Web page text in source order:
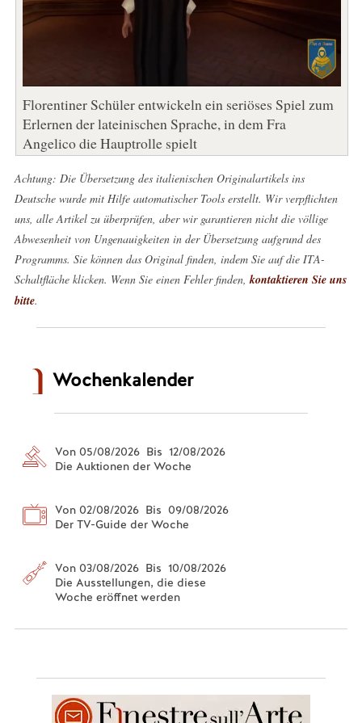
Florentiner Schüler entwickeln ein seriöses Spiel zum
Erlernen der lateinischen Sprache, in dem Fra
Angelico die Hauptrolle spielt
Achtung: Die Übersetzung des italienischen Originalartikels ins
Deutsche wurde mit Hilfe automatischer Tools erstellt. Wir verpflichten
uns, alle Artikel zu überprüfen, aber wir garantieren nicht die völlige
Abwesenheit von Ungenauigkeiten in der Übersetzung aufgrund des
Programms. Sie können das Original finden, indem Sie auf die ITA-
Schaltfläche klicken. Wenn Sie einen Fehler finden, kontaktieren Sie uns
bitte.
Wochenkalender
Von 05/08/2026 Bis 12/08/2026
Die Auktionen der Woche
Von 02/08/2026 Bis 09/08/2026
Der TV-Guide der Woche
Von 03/08/2026 Bis 10/08/2026
Die Ausstellungen, die diese
Woche eröffnet werden